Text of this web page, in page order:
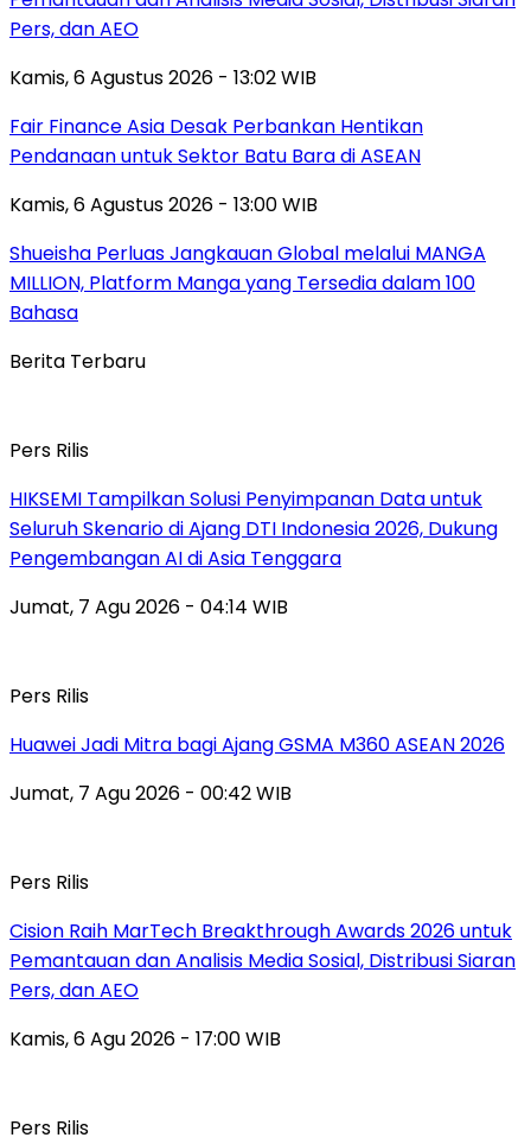
Pers, dan AEO
Kamis, 6 Agustus 2026 - 13:02 WIB
Fair Finance Asia Desak Perbankan Hentikan
Pendanaan untuk Sektor Batu Bara di ASEAN
Kamis, 6 Agustus 2026 - 13:00 WIB
Shueisha Perluas Jangkauan Global melalui MANGA
MILLION, Platform Manga yang Tersedia dalam 100
Bahasa
Berita Terbaru
Pers Rilis
HIKSEMI Tampilkan Solusi Penyimpanan Data untuk
Seluruh Skenario di Ajang DTI Indonesia 2026, Dukung
Pengembangan AI di Asia Tenggara
Jumat, 7 Agu 2026 - 04:14 WIB
Pers Rilis
Huawei Jadi Mitra bagi Ajang GSMA M360 ASEAN 2026
Jumat, 7 Agu 2026 - 00:42 WIB
Pers Rilis
Cision Raih MarTech Breakthrough Awards 2026 untuk
Pemantauan dan Analisis Media Sosial, Distribusi Siaran
Pers, dan AEO
Kamis, 6 Agu 2026 - 17:00 WIB
Pers Rilis